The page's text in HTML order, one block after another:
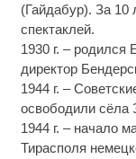
(Гайдабур). За 10
спектаклей.
1930 г. – родился
директор
1944 г. –
освободили сёла
1944 г. – начало
Тирасполя